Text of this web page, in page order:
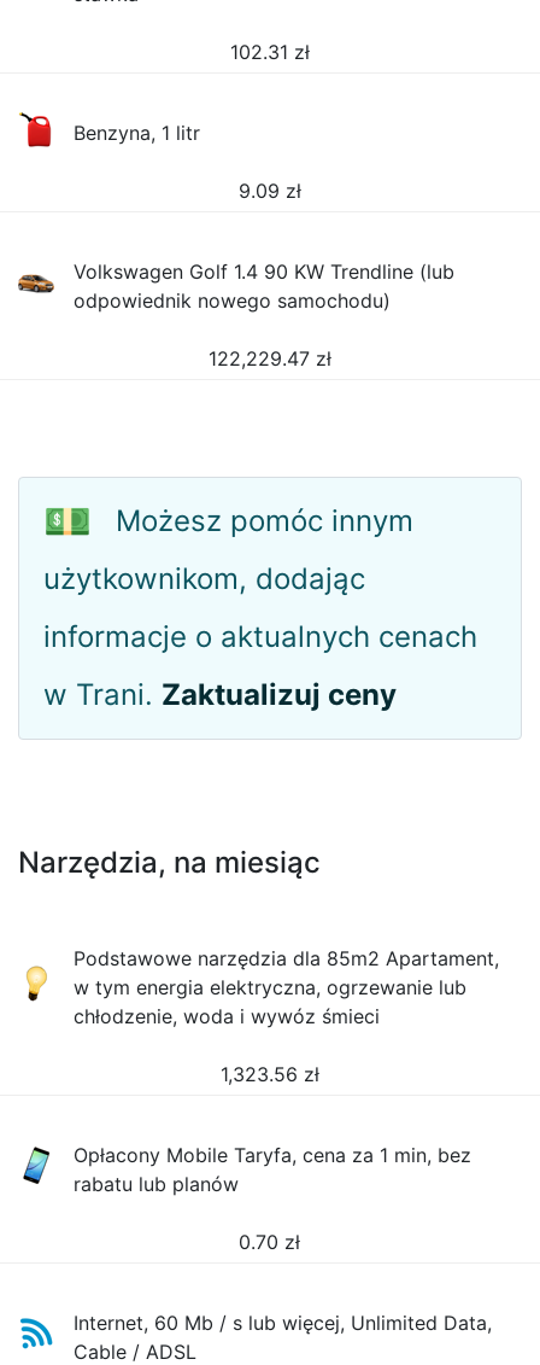
102.31 zł
Benzyna, 1 litr
9.09 zł
Volkswagen Golf 1.4 90 KW Trendline (lub
odpowiednik nowego samochodu)
122,229.47 zł
💵
Możesz pomóc innym
użytkownikom, dodając
informacje o aktualnych cenach
w Trani. Zaktualizuj ceny
Narzędzia, na miesiąc
Podstawowe narzędzia dla 85m2 Apartament,
w tym energia elektryczna, ogrzewanie lub
chłodzenie, woda i wywóz śmieci
1,323.56 zł
Opłacony Mobile Taryfa, cena za 1 min, bez
rabatu lub planów
0.70 zł
Internet, 60 Mb / s lub więcej, Unlimited Data,
Cable / ADSL